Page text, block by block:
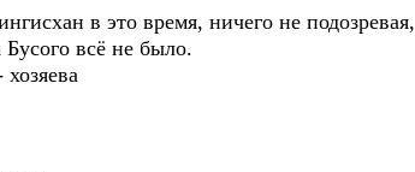
в это время, ничего не подозревая,
всё не было.